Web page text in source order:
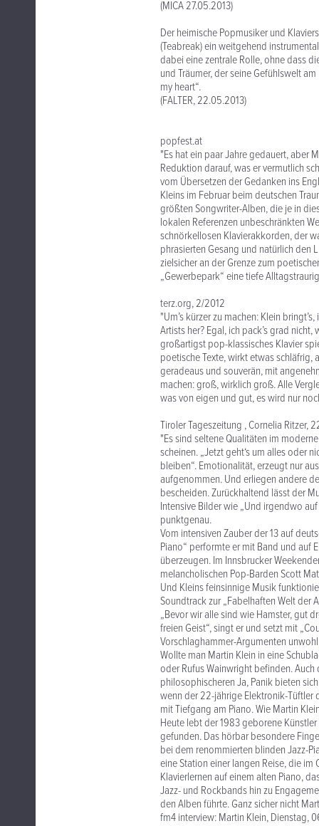
(MICA 27.05.2013)
Der heimische Popmusiker und
(Teabreak) ein weitgehend
dabei eine zentrale Rolle, ohne dass
und Träumer, der seine Gefühlswelt
my heart“.
(FALTER, 22.05.2013)
popfest.at
"Es hat ein paar Jahre gedauert, aber
Reduktion darauf, was er vermutlich
vom Übersetzen der Gedanken ins
Kleins im Februar beim deutschen
größten Songwriter-Alben, die je in
lokalen Referenzen unbeschränkten
schnörkellosen Klavierakkorden, der
phrasierten Gesang und natürlich den
zielsicher an der Grenze zum
„Gewerbepark“ eine tiefe
terz.org, 2/2012
"Um’s kürzer zu machen: Klein
Artists her? Egal, ich pack’s grad
großartigst pop-klassisches Klavier
poetische Texte, wirkt etwas schläfrig,
geradeaus und souverän, mit
machen: groß, wirklich groß. Alle
was von eigen und gut, es wird nur
Tiroler Tageszeitung , Cornelia Ritzer,
"Es sind seltene Qualitäten im
scheinen. „Jetzt geht‘s um alles oder
bleiben“. Emotionalität, erzeugt nur
aufgenommen. Und erliegen andere
bescheiden. Zurückhaltend lässt der
Intensive Bilder wie „Und irgendwo
punktgenau.
Vom intensiven Zauber der 13 auf
Piano“ performte er mit Band und auf
überzeugen. Im Innsbrucker
melancholischen Pop-Barden Scott
Und Kleins feinsinnige Musik
Soundtrack zur „Fabelhaften Welt der
„Bevor wir alle sind wie Hamster, gut
freien Geist“, singt er und setzt mit
Vorschlaghammer-Argumenten
Wollte man Martin Klein in eine
oder Rufus Wainwright befinden.
philosophischeren Ja, Panik bieten
wenn der 22-jährige Elektronik-
mit Tiefgang am Piano. Wie Martin
Heute lebt der 1983 geborene
gefunden. Das hörbar besondere
bei dem renommierten blinden Jazz-
eine Station einer langen Reise, die
Klavierlernen auf einem alten Piano,
Jazz- und Rockbands hin zu
den Alben führte. Ganz sicher nicht
fm4 interview: Martin Klein, Dienstag,